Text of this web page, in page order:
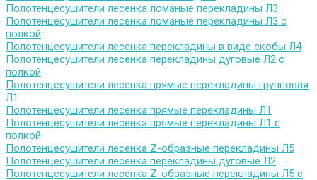
Полотенцесушители лесенка ломаные перекладины Л3
Полотенцесушители лесенка ломаные перекладины Л3 с
полкой
Полотенцесушители лесенка перекладины в виде скобы Л4
Полотенцесушители лесенка перекладины дуговые Л2 с
полкой
Полотенцесушители лесенка прямые перекладины групповая
Л1
Полотенцесушители лесенка прямые перекладины Л1
Полотенцесушители лесенка прямые перекладины Л1 с
полкой
Полотенцесушители лесенка Z-образные перекладины Л5
Полотенцесушители лесенка перекладины дуговые Л2
Полотенцесушители лесенка Z-образные перекладины Л5 с